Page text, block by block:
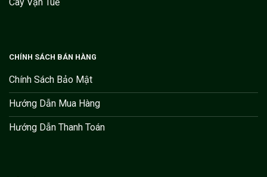
CHÍNH SÁCH BÁN HÀNG
Chính Sách Bảo Mật
Hướng Dẫn Mua Hàng
Hướng Dẫn Thanh Toán